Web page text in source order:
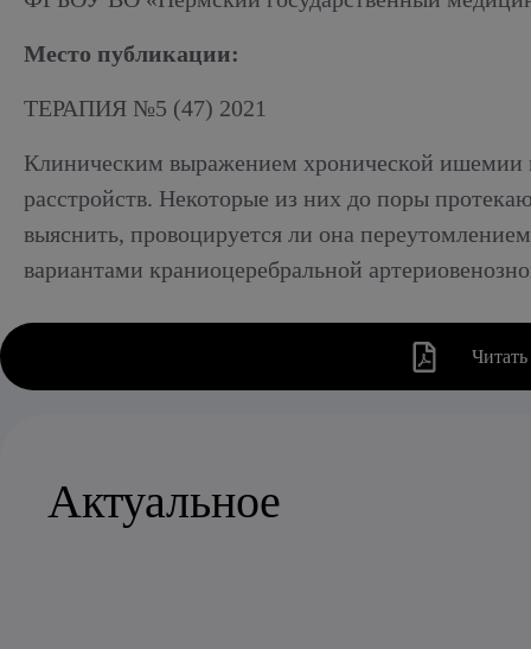
Место публикации:
ТЕРАПИЯ №5 (47) 2021
Клиническим выражением хронической ишемии
расстройств. Некоторые из них до поры
выяснить, провоцируется ли она
вариантами краниоцеребральной
Читать
Актуальное